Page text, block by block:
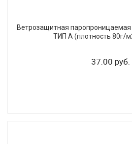
Ветрозащитная
ТИП А (плотность 80г/
37.00 руб.